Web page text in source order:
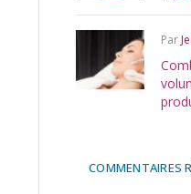
Par
COMMENTAIRES